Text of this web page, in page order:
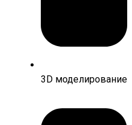
3D моделирование